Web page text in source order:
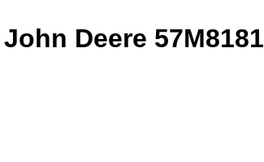
Deere 57M8181